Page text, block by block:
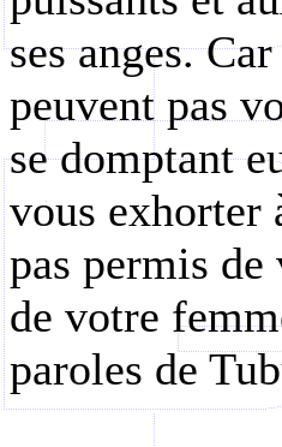
ses anges.
peuvent pas
se domptant
vous exhorter
pas permis de
de votre
paroles de